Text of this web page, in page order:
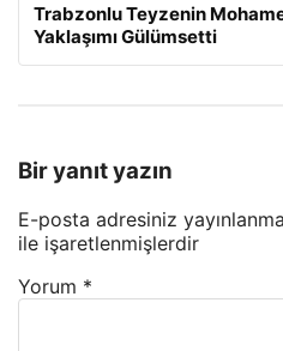
Trabzonlu Teyzenin
Yaklaşımı Gülümsetti
Bir yanıt yazın
E-posta adresiniz
ile işaretlenmişlerdir
Yorum *